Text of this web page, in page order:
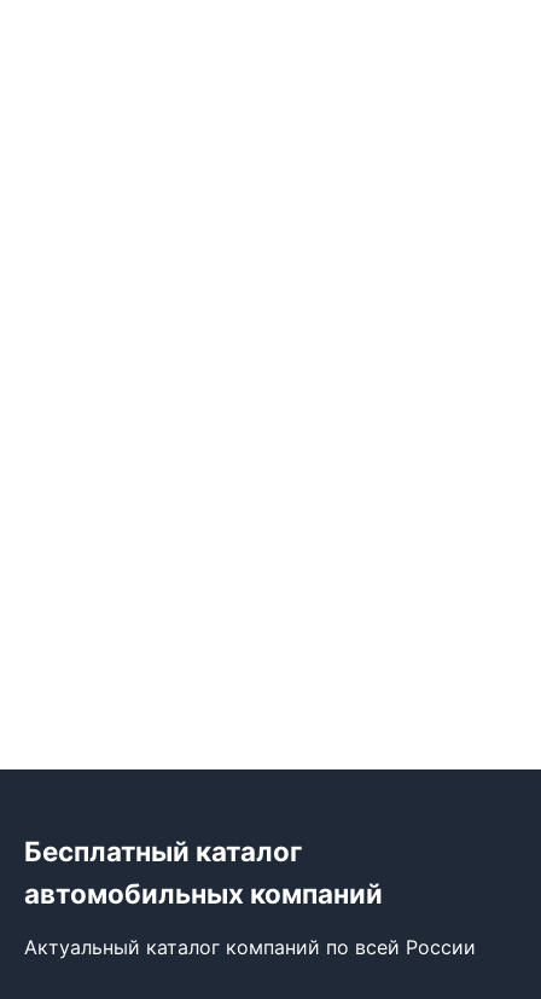
Бесплатный каталог
автомобильных компаний
Актуальный каталог компаний по всей России